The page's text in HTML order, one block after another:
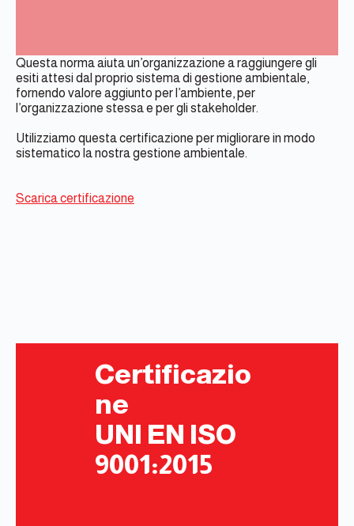
Questa norma aiuta un’organizzazione a raggiungere gli
esiti attesi dal proprio sistema di gestione ambientale,
fornendo valore aggiunto per l’ambiente, per
l’organizzazione stessa e per gli stakeholder.
Utilizziamo questa certificazione per migliorare in modo
sistematico la nostra gestione ambientale.
Scarica certificazione
Certificazio
ne
UNI EN ISO
9001:2015